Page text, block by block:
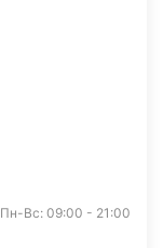
Пн-Вс: 09:00 - 21:00